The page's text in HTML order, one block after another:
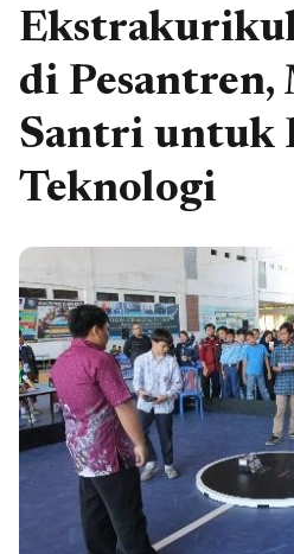
di
Santri untuk
Teknologi